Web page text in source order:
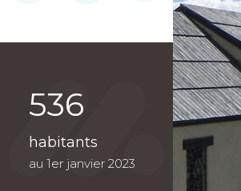
536
habitants
au 1er janvier 2023